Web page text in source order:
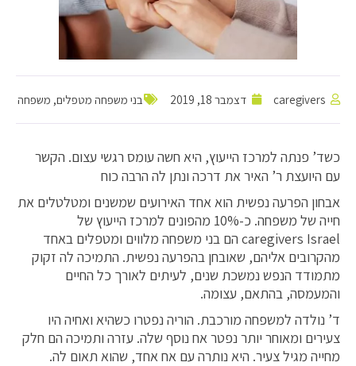
caregivers דצמבר 18, 2019 בני משפחה מטפלים, משפחה
כשד’ פנתה למרכז הייעוץ, היא חשה עומס רגשי עצום. הקשר
עם היועצת ר’ האיר את דרכה ונתן לה הרבה כוח
אבחון הפרעה נפשית הוא אחד האירועים שמשנים ומטלטלים את
חייה של משפחה. כ-10% מהפונים למרכז הייעוץ של
caregivers Israel הם בני משפחה מלווים ומטפלים באחד
מהקרובים אליהם, שאובחן בהפרעה נפשית. התמיכה לה זקוק
מתמודד הנפש נמשכת שנים, לעיתים לאורך כל החיים
והמעמסה, בהתאם, עצומה.
ד’ נולדה למשפחה מורכבת. הוריה נפטרו כשהיא ואחיה היו
צעירים ומאוחר יותר נפטר אח נוסף שלה. עזרה ותמיכה הם חלק
מחייה מגיל צעיר. היא נותרה עם אח אחד, שהוא תאום לה.